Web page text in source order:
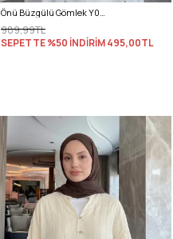
Önü Büzgülü Gömlek Y0125 - LACİVERT
989,99TL
SEPETTE %50 İNDİRİM495,00TL